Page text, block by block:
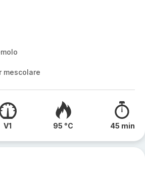
mescolare
V1 95 °C 45 min